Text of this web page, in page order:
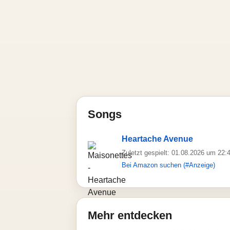
Songs
Heartache Avenue
Zuletzt gespielt: 01.08.2026 um
Bei Amazon suchen (#Anzeige)
Mehr entdecken